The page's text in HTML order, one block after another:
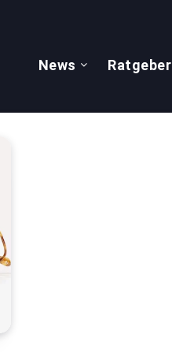
News Ratgeber